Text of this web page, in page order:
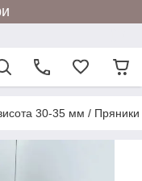
30-35 мм /